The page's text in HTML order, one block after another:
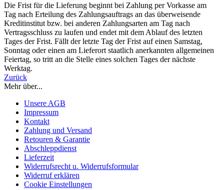
Die Frist für die Lieferung beginnt bei Zahlung per Vorkasse am
Tag nach Erteilung des Zahlungsauftrags an das überweisende
Kreditinstitut bzw. bei anderen Zahlungsarten am Tag nach
Vertragsschluss zu laufen und endet mit dem Ablauf des letzten
Tages der Frist. Fällt der letzte Tag der Frist auf einen Samstag,
Sonntag oder einen am Lieferort staatlich anerkannten allgemeinen
Feiertag, so tritt an die Stelle eines solchen Tages der nächste
Werktag.
Zurück
Mehr über...
Unsere AGB
Impressum
Kontakt
Zahlung und Versand
Retouren & Garantie
Abschleppdienst
Lieferzeit
Widerrufsrecht u. Widerrufsformular
Widerruf erklären
Cookie Einstellungen